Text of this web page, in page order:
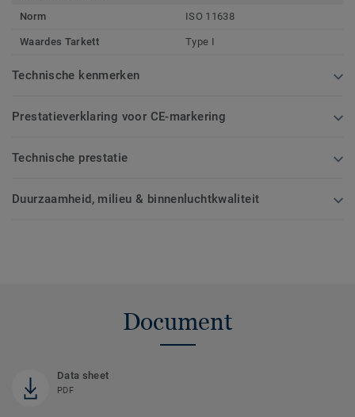
Norm
ISO 11638
Waardes Tarkett Type I
Technische kenmerken
Prestatieverklaring voor CE-markering
Technische prestatie
Duurzaamheid, milieu & binnenluchtkwaliteit
Document
Data sheet
PDF